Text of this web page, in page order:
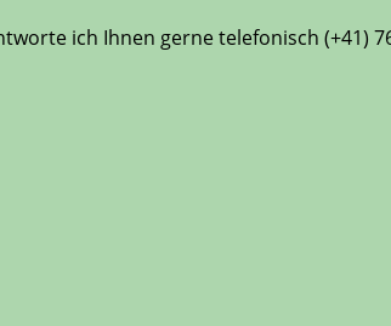
ich Ihnen gerne telefonisch (+41)